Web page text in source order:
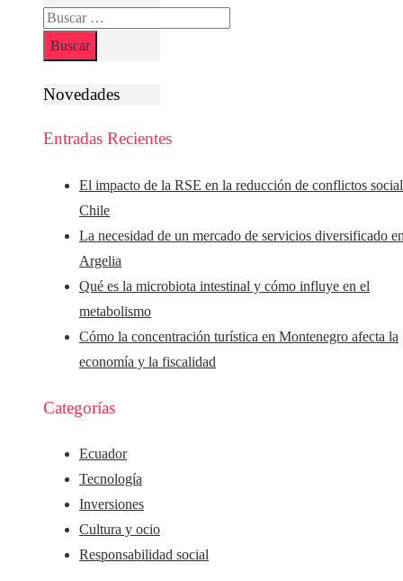
Buscar:
Novedades
Entradas Recientes
El impacto de la RSE en la reducción de conflictos
Chile
La necesidad de un mercado de servicios diversificado
Argelia
Qué es la microbiota intestinal y cómo influye en el
metabolismo
Cómo la concentración turística en Montenegro afecta la
economía y la fiscalidad
Categorías
Ecuador
Tecnología
Inversiones
Cultura y ocio
Responsabilidad social